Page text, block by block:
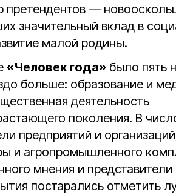
претендентов —
значительный вклад в
малой родины.
«Человек года» было пять
больше: образование и
деятельность
поколения. В
предприятий и
и агропромышленного
мнения и
постарались отметить